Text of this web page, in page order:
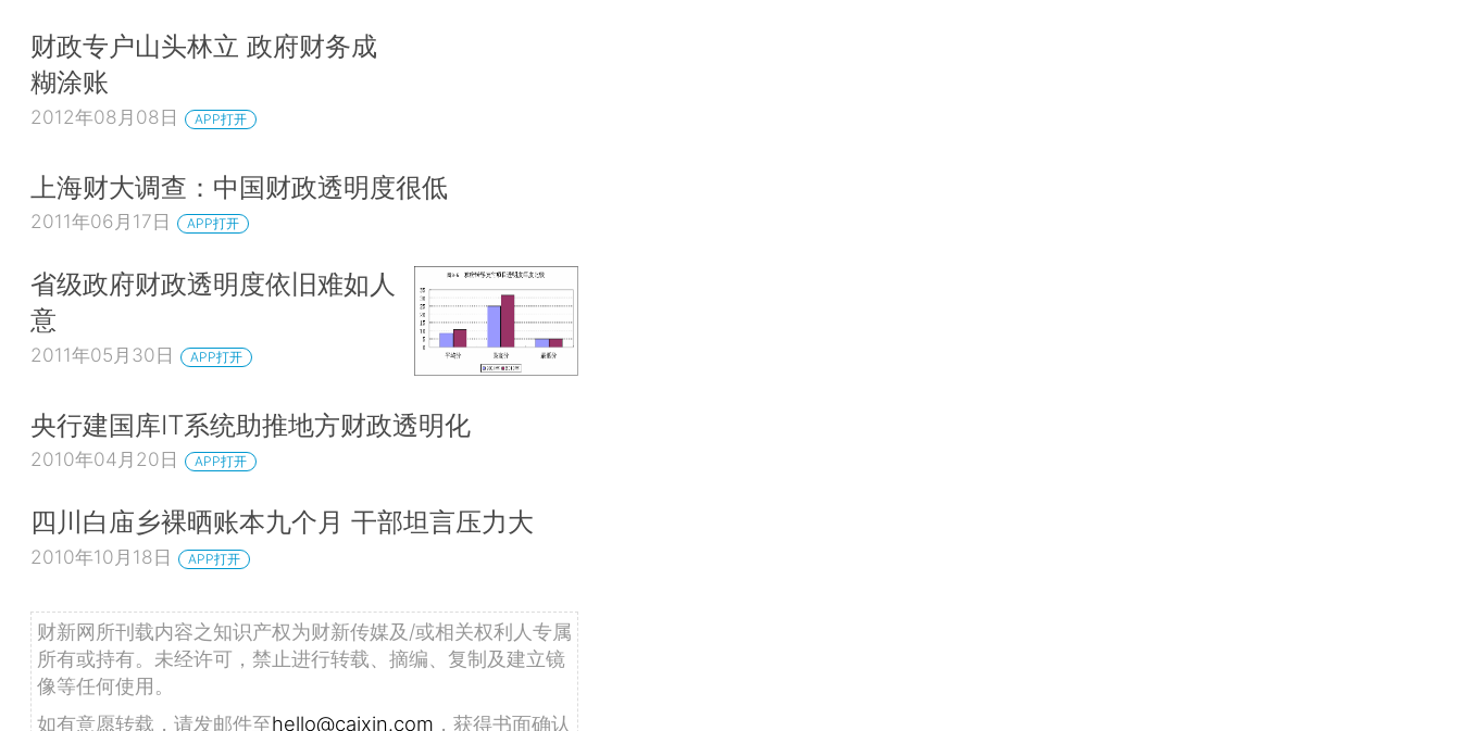
财政专户山头林立 政府财务成
糊涂账
2012年08月08日 APP打开
上海财大调查：中国财政透明度很低
2011年06月17日 APP打开
省级政府财政透明度依旧难如人
意
2011年05月30日 APP打开
央行建国库IT系统助推地方财政透明化
2010年04月20日 APP打开
四川白庙乡裸晒账本九个月 干部坦言压力大
2010年10月18日 APP打开
财新网所刊载内容之知识产权为财新传媒及/或相关权利人专属
所有或持有。未经许可，禁止进行转载、摘编、复制及建立镜
像等任何使用。
如有意愿转载，请发邮件至hello@caixin.com ，获得书面确认